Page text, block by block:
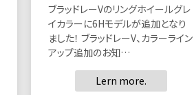
ブラッドレーVのリングホイールグレ
イカラーに6Hモデルが追加となり
ました！ ブラッドレーV、カラーライン
アップ追加のお知…
Lern more.